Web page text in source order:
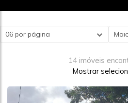
06 por página
14 imóveis
Mostrar